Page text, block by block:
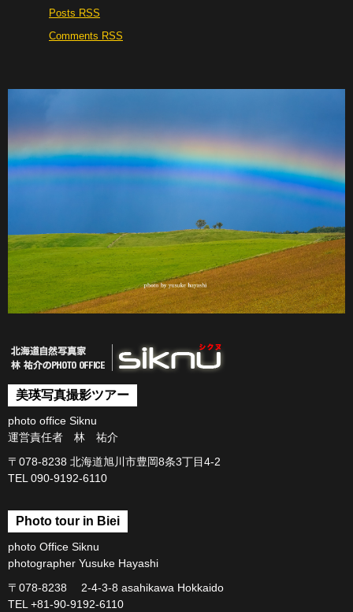
Posts RSS
Comments RSS
美瑛写真撮影ツアー
photo office Siknu
運営責任者 林 祐介
〒078-8238 北海道旭川市豊岡8条3丁目4-2
TEL 090-9192-6110
Photo tour in Biei
photo Office Siknu
photographer Yusuke Hayashi
〒078-8238 2-4-3-8 asahikawa Hokkaido
TEL +81-90-9192-6110